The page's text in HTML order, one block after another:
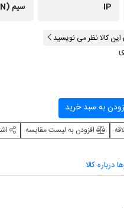
IP
سیم (LAN)
این کالا نظر می نویسید
به سبد خرید
افزودن به لیست مقایسه
درباره کالا